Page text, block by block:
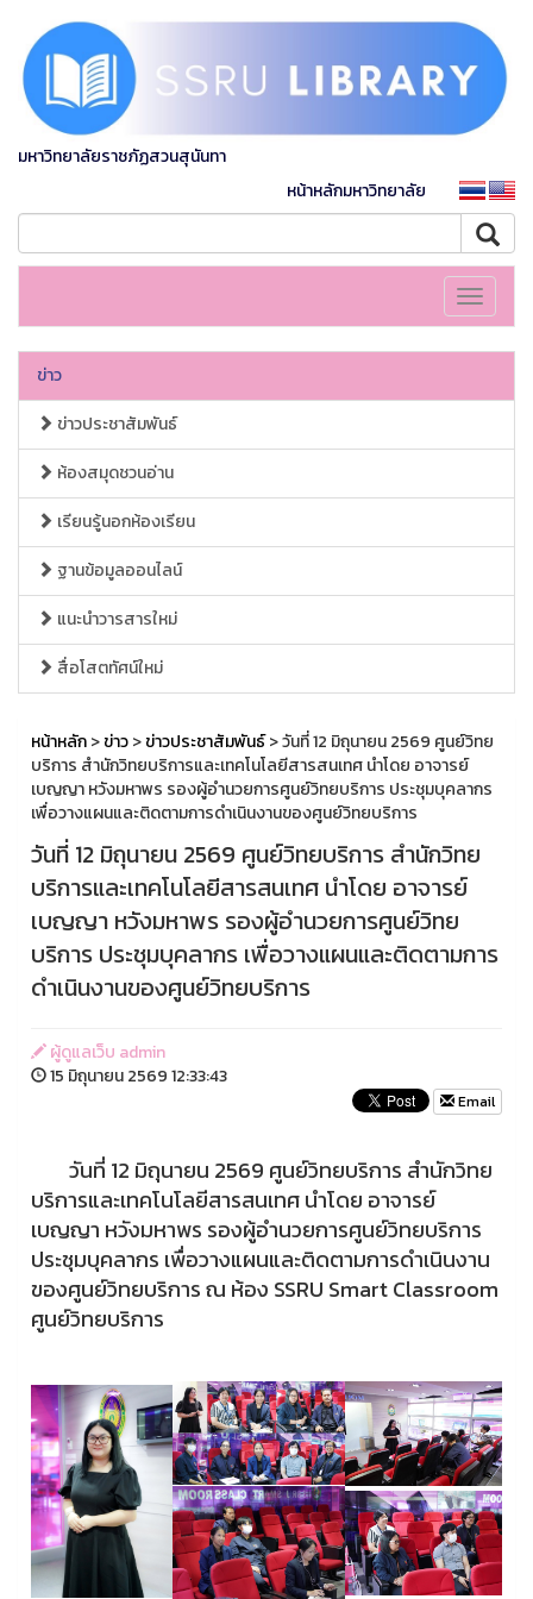
มหาวิทยาลัยราชภัฏสวนสุนันทา
หน้าหลักมหาวิทยาลัย
Toggle
ข่าว
ข่าวประชาสัมพันธ์
ห้องสมุดชวนอ่าน
เรียนรู้นอกห้องเรียน
ฐานข้อมูลออนไลน์
แนะนำวารสารใหม่
สื่อโสตทัศน์ใหม่
หน้าหลัก>ข่าว>ข่าวประชาสัมพันธ์> วันที่ 12 มิถุนายน 2569 ศูนย์วิทย
บริการ สำนักวิทยบริการและเทคโนโลยีสารสนเทศ นำโดย อาจารย์
เบญญา หวังมหาพร รองผู้อำนวยการศูนย์วิทยบริการ ประชุมบุคลากร
เพื่อวางแผนและติดตามการดำเนินงานของศูนย์วิทยบริการ
วันที่ 12 มิถุนายน 2569 ศูนย์วิทยบริการ สำนักวิทย
บริการและเทคโนโลยีสารสนเทศ นำโดย อาจารย์
เบญญา หวังมหาพร รองผู้อำนวยการศูนย์วิทย
บริการ ประชุมบุคลากร เพื่อวางแผนและติดตามการ
ดำเนินงานของศูนย์วิทยบริการ
ผู้ดูแลเว็บ admin
15 มิถุนายน 2569 12:33:43
Email
วันที่ 12 มิถุนายน 2569 ศูนย์วิทยบริการ สำนักวิทย
บริการและเทคโนโลยีสารสนเทศ นำโดย อาจารย์
เบญญา หวังมหาพร รองผู้อำนวยการศูนย์วิทยบริการ
ประชุมบุคลากร เพื่อวางแผนและติดตามการดำเนินงาน
ของศูนย์วิทยบริการ ณ ห้อง SSRU Smart Classroom
ศูนย์วิทยบริการ